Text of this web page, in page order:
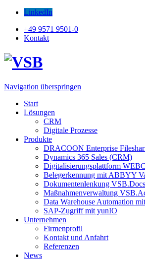
LinkedIn
+49 9571 9501-0
Kontakt
Navigation überspringen
Start
Lösungen
CRM
Digitale Prozesse
Produkte
DRACOON Enterprise
Dynamics 365 Sales (CRM)
Digitalisierungsplattform
Belegerkennung mit ABBYY
Dokumentenlenkung VSB.Docs
Maßnahmenverwaltung
Data Warehouse Automation
SAP-Zugriff mit yunIO
Unternehmen
Firmenprofil
Kontakt und Anfahrt
Referenzen
News